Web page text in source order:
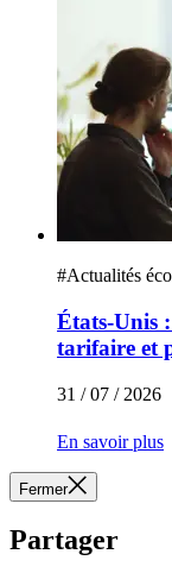
#Actualités
États-Unis
tarifaire et
31 / 07 / 2026
En savoir plus
Fermer
Partager